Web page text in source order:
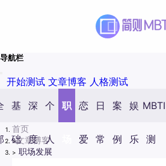
导航栏
开始测试 文章博客 人格测试
基
础
深
度
个
人
职 恋
爱
日
常
案
例
娱
乐
MBTI
测
首页
文章博客
职场发展